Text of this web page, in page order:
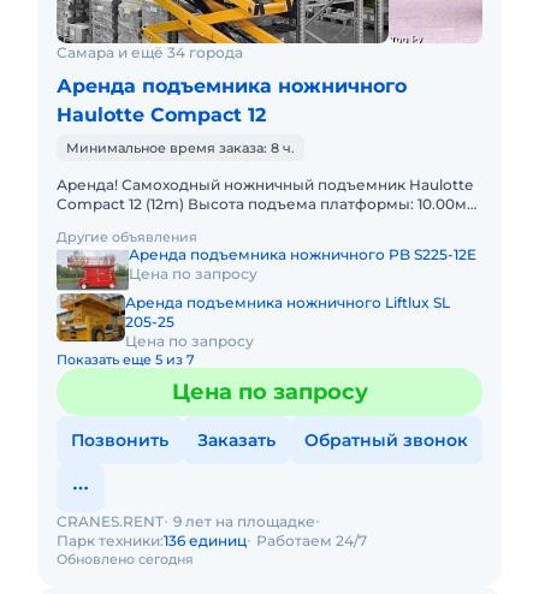
Самара и ещё 34 города
Аренда подъемника ножничного
Haulotte Compact 12
Минимальное время заказа: 8 ч.
Аренда! Самоходный ножничный подъемник Haulotte
Compact 12 (12m) Высота подъема платформы: 10.00м
платформы
Другие объявления
Аренда подъемника ножничного PB S225-12E
Цена по запросу
Аренда подъемника ножничного Liftlux SL
205-25
Цена по запросу
Показать еще 5 из 7
Цена по запросу
Позвонить Заказать Обратный звонок
Обновлено сегодня
CRANES.RENT 9 лет на площадке
Парк техники:136 единиц Работаем 24/7